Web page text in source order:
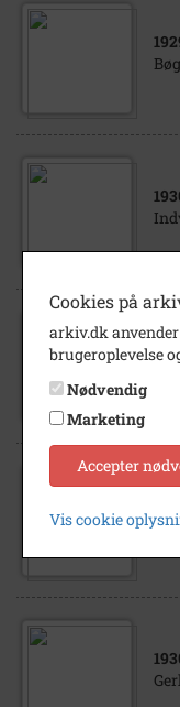
Cookies på
arkiv.dk
brugeroplevelse
Nødvendig
Marketing
Accepter
Vis cookie